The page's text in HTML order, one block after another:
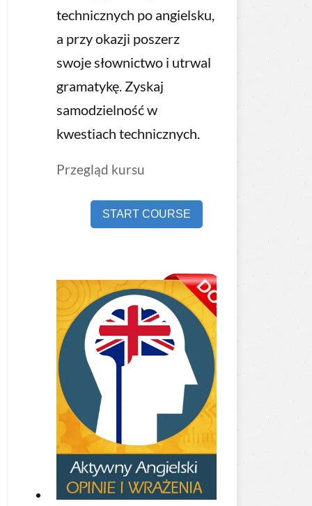
technicznych po angielsku,
a przy okazji poszerz
swoje słownictwo i utrwal
gramatykę. Zyskaj
samodzielność w
kwestiach technicznych.
Przegląd kursu
START COURSE